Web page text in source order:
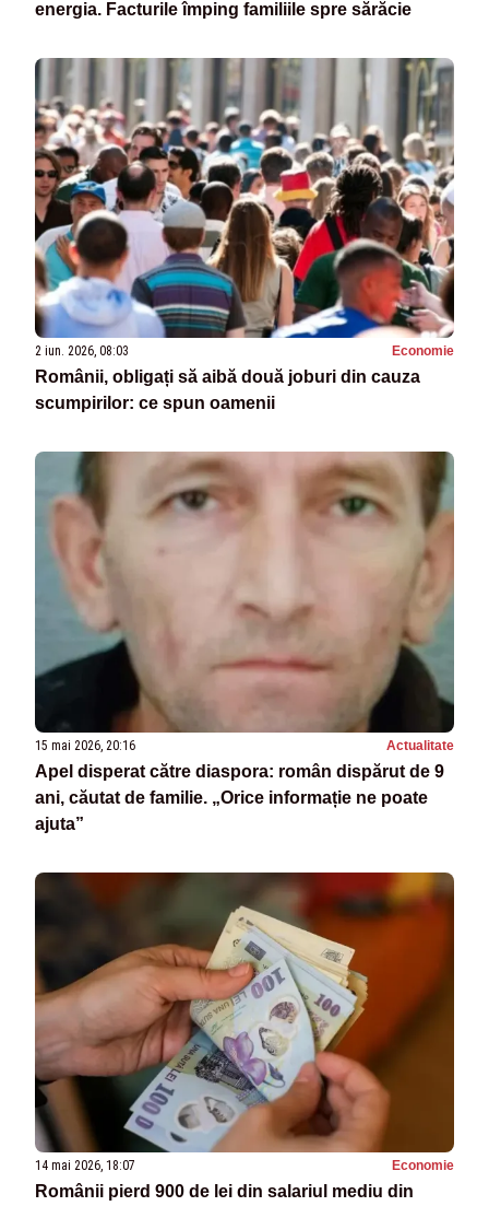
energia. Facturile împing familiile spre sărăcie
2 iun. 2026, 08:03 Economie
Românii, obligați să aibă două joburi din cauza
scumpirilor: ce spun oamenii
15 mai 2026, 20:16 Actualitate
Apel disperat către diaspora: român dispărut de 9
ani, căutat de familie. „Orice informație ne poate
ajuta”
14 mai 2026, 18:07 Economie
Românii pierd 900 de lei din salariul mediu din